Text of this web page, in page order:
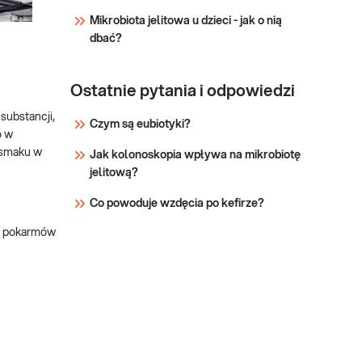
w
w
pokarmów
Mikrobiota jelitowa u dzieci - jak o nią
dbać?
Ostatnie pytania i odpowiedzi
Czym są eubiotyki?
Jak kolonoskopia wpływa na mikrobiotę
jelitową?
Co powoduje wzdęcia po kefirze?